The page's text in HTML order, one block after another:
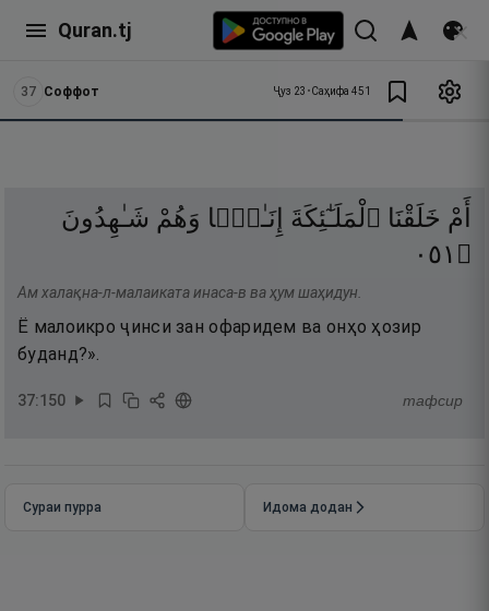
Quran.tj
37 Соффот Ҷуз 23 •Саҳифа 451
أَمْ خَلَقْنَا ٱلْمَلَـٰٓئِكَةَ إِنَـٰثًۭا وَهُمْ شَـٰهِدُونَ
۝ ١٥٠
Ам халақна-л-малаиката инаса-в ва ҳум шаҳидун.
Ё малоикро ҷинси зан офаридем ва онҳо ҳозир
буданд?».
37:150 тафсир
Сураи пурра Идома додан